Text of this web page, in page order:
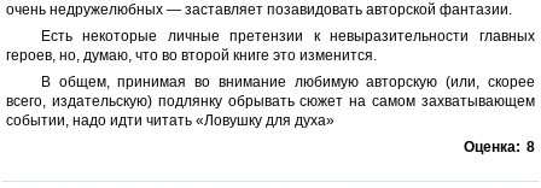
очень недружелюбных — заставляет позавидовать авторской фантазии.
Есть некоторые личные претензии к невыразительности главных
героев, но, думаю, что во второй книге это изменится.
В общем, принимая во внимание любимую авторскую (или, скорее
всего, издательскую) подлянку обрывать сюжет на самом захватывающем
событии, надо идти читать «Ловушку для духа»
Оценка: 8